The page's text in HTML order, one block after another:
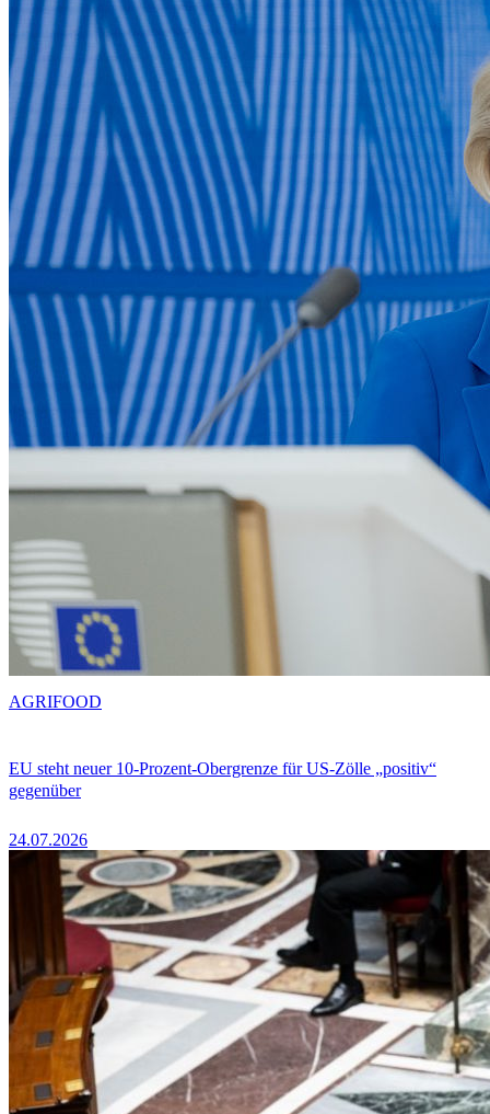
EU steht neuer 10-Prozent-Obergrenze für US-Zölle „positiv“
gegenüber
24.07.2026
AGRIFOOD